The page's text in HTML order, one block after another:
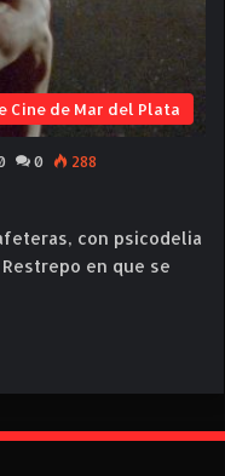
de Mar del Plata
0 288
con psicodelia
en que se